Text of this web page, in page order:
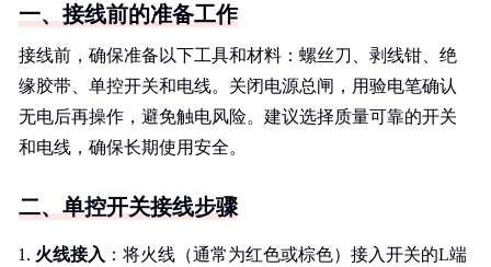
一、接线前的准备工作
接线前，确保准备以下工具和材料：螺丝刀、剥线钳、绝
缘胶带、单控开关和电线。关闭电源总闸，用验电笔确认
无电后再操作，避免触电风险。建议选择质量可靠的开关
和电线，确保长期使用安全。
二、单控开关接线步骤
火线接入 ：将火线（通常为红色或棕色）接入开关的L端